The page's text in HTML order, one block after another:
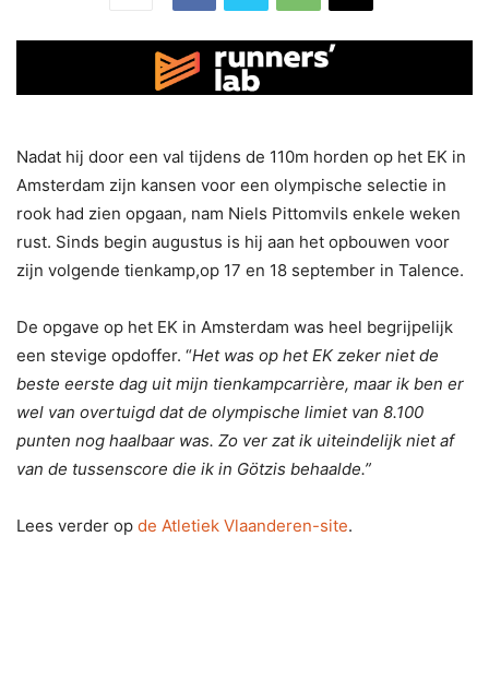
Nadat hij door een val tijdens de 110m horden op het EK in
Amsterdam zijn kansen voor een olympische selectie in
rook had zien opgaan, nam Niels Pittomvils enkele weken
rust. Sinds begin augustus is hij aan het opbouwen voor
zijn volgende tienkamp,op 17 en 18 september in Talence.
De opgave op het EK in Amsterdam was heel begrijpelijk
een stevige opdoffer. “Het was op het EK zeker niet de
beste eerste dag uit mijn tienkampcarrière, maar ik ben er
wel van overtuigd dat de olympische limiet van 8.100
punten nog haalbaar was. Zo ver zat ik uiteindelijk niet af
van de tussenscore die ik in Götzis behaalde.”
Lees verder op de Atletiek Vlaanderen-site.